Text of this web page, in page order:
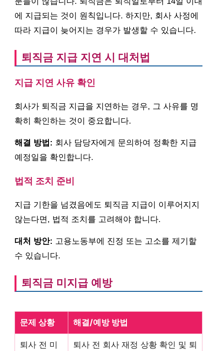
에 지급되는 것이 원칙입니다. 하지만, 회사 사정에
따라 지급이 늦어지는 경우가 발생할 수 있습니다.
퇴직금 지급 지연 시 대처법
지급 지연 사유 확인
회사가 퇴직금 지급을 지연하는 경우, 그 사유를 명
확히 확인하는 것이 중요합니다.
해결 방법: 회사 담당자에게 문의하여 정확한 지급
예정일을 확인합니다.
법적 조치 준비
지급 기한을 넘겼음에도 퇴직금 지급이 이루어지지
않는다면, 법적 조치를 고려해야 합니다.
대처 방안: 고용노동부에 진정 또는 고소를 제기할
수 있습니다.
퇴직금 미지급 예방
문제 상황 해결/예방 방법
퇴사 전 미
퇴사 전 회사 재정 상황 확인 및 퇴